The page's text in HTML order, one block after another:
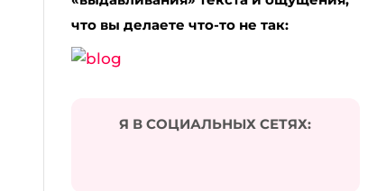
что вы делаете что-то не так:
Я В СОЦИАЛЬНЫХ СЕТЯХ: